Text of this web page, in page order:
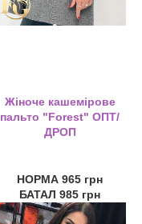
Жіноче кашемірове
пальто "Forest" ОПТ/
ДРОП
НОРМА 965 грн
БАТАЛ 985 грн